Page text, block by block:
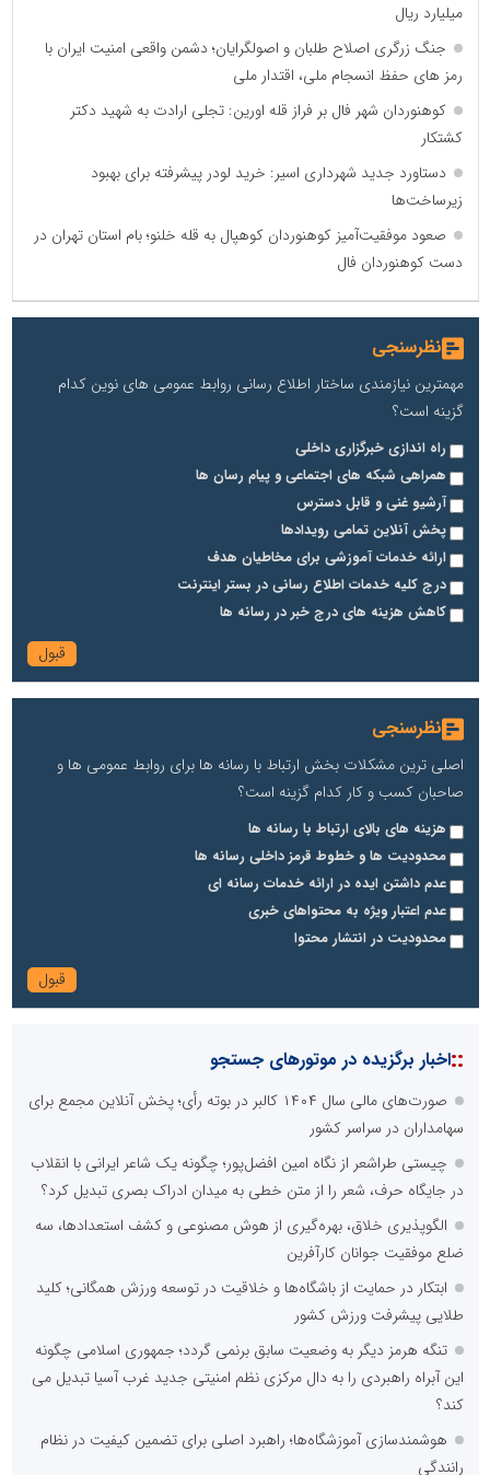
میلیارد ریال
جنگ زرگری اصلاح طلبان و اصولگرایان؛ دشمن واقعی امنیت ایران با
رمز های حفظ انسجام ملی، اقتدار ملی
کوهنوردان شهر فال بر فراز قله اورین: تجلی ارادت به شهید دکتر
کشتکار
دستاورد جدید شهرداری اسیر: خرید لودر پیشرفته برای بهبود
زیرساخت‌ها
صعود موفقیت‌آمیز کوهنوردان کوهپال به قله خلنو؛ بام استان تهران در
دست کوهنوردان فال
نظرسنجی
مهمترین نیازمندی ساختار اطلاع رسانی روابط عمومی های نوین کدام
گزینه است؟
راه اندازی خبرگزاری داخلی
همراهی شبکه های اجتماعی و پیام رسان ها
آرشیو غنی و قابل دسترس
پخش آنلاین تمامی رویدادها
ارائه خدمات آموزشی برای مخاطیان هدف
درج کلیه خدمات اطلاع رسانی در بستر اینترنت
کاهش هزینه های درج خبر در رسانه ها
نظرسنجی
اصلی ترین مشکلات بخش ارتباط با رسانه ها برای روابط عمومی ها و
صاحبان کسب و کار کدام گزینه است؟
هزینه های بالای ارتباط با رسانه ها
محدودیت ها و خطوط قرمز داخلی رسانه ها
عدم داشتن ایده در ارائه خدمات رسانه ای
عدم اعتبار ویژه به محتواهای خبری
محدودیت در انتشار محتوا
::اخبار برگزیده در موتورهای جستجو
صورت‌های مالی سال ۱۴۰۴ کالبر در بوته رأی؛ پخش آنلاین مجمع برای
سهامداران در سراسر کشور
چیستی طراشعر از نگاه امین افضل‌پور؛ چگونه یک شاعر ایرانی با انقلاب
در جایگاه حرف، شعر را از متن خطی به میدان ادراک بصری تبدیل کرد؟
الگوپذیری خلاق، بهره‌گیری از هوش مصنوعی و کشف استعدادها، سه
ضلع موفقیت جوانان کارآفرین
ابتکار در حمایت از باشگاه‌ها و خلاقیت در توسعه ورزش همگانی؛ کلید
طلایی پیشرفت ورزش کشور
تنگه هرمز دیگر به وضعیت سابق برنمی گردد؛ جمهوری اسلامی چگونه
این آبراه راهبردی را به دال مرکزی نظم امنیتی جدید غرب آسیا تبدیل می
کند؟
هوشمندسازی آموزشگاه‌ها؛ راهبرد اصلی برای تضمین کیفیت در نظام
رانندگی